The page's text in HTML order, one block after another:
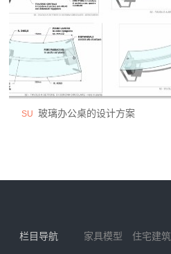
SU 玻璃办公桌的设计方案
栏目导航 家具模型 住宅建筑